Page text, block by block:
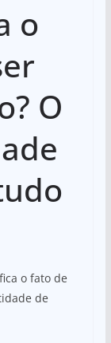
o
O
o fato de
de